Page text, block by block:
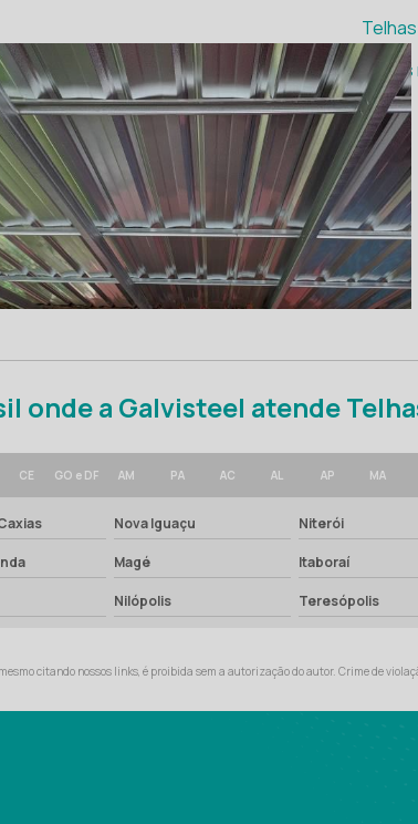
Telhas
onde a Galvisteel atende
CE GO e DF AM PA AC AL AP MA
Nova Iguaçu Niterói
Magé Itaboraí
Nilópolis Teresópolis
citando nossos links, é proibida sem a autorização do autor. Crime de